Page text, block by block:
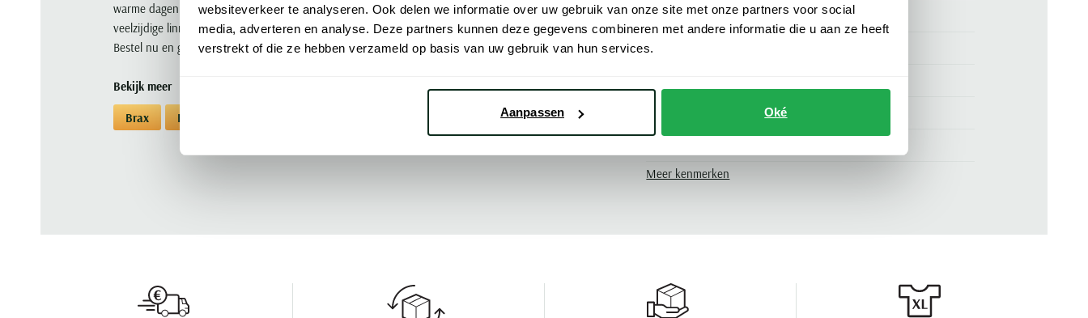
websiteverkeer te analyseren. Ook delen we informatie over uw gebruik van onze site met onze partners voor social
media, adverteren en analyse. Deze partners kunnen deze gegevens combineren met andere informatie die u aan ze heeft
verstrekt of die ze hebben verzameld op basis van uw gebruik van hun services.
Aanpassen Oké
warme dagen. Ideaal voor casual gelegenheden of een ontspannen dagje uit. Voeg deze
veelzijdige linnen korte broek toe aan je garderobe en ervaar het ultieme zomercomfort.
Bestel nu en geniet van tijdloze stijl.
Bekijk meer
Brax Korte broeken
Merk Brax
Materiaal
grijs
Design
Meer kenmerken